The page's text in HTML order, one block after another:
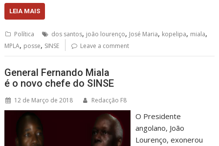
LEIA MAIS
Política dos santos, joão lourenço, José Maria, kopelipa, miala,
MPLA, posse, SINSE Leave a comment
General Fernando Miala
é o novo chefe do SINSE
12 de Março de 2018 Redacção F8
O Presidente
angolano, João
Lourenço, exonerou